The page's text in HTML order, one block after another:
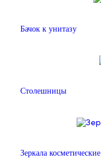
Бачок к унитазу
Столешницы
Зеркала косметические